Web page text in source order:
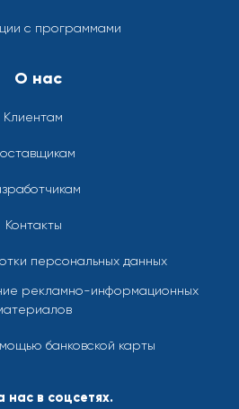
с программами
О нас
Клиентам
Контакты
персональных данных
рекламно-информационных
банковской карты
нас в соцсетях.